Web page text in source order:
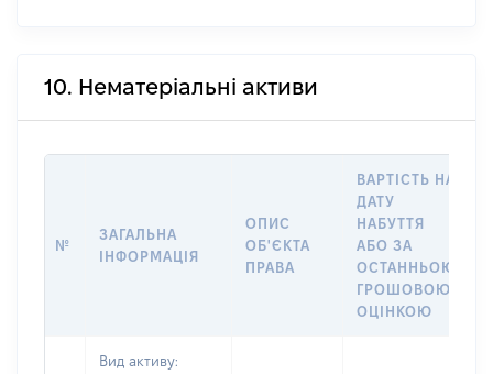
10. Нематеріальні активи
№
ЗАГАЛЬНА
ІНФОРМАЦІЯ
ОПИС
ОБ'ЄКТА
ПРАВА
ВАРТІСТЬ НА
ДАТУ
НАБУТТЯ
АБО ЗА
ОСТАННЬОЮ
ГРОШОВОЮ
ОЦІНКОЮ
Вид активу: